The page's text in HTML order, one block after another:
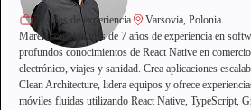
7+ años de experiencia
Varsovia, Polonia
Marek combina más de 7 años de experiencia en
profundos conocimientos de React Native en comercio
electrónico, viajes y sanidad. Crea aplicaciones
Clean Architecture, lidera equipos y ofrece
móviles fluidas utilizando React Native, TypeScript,